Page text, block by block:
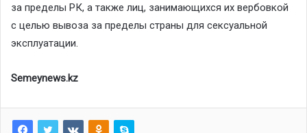
за пределы РК, а также лиц, занимающихся их вербовкой
с целью вывоза за пределы страны для сексуальной
эксплуатации.
Semeynews.kz